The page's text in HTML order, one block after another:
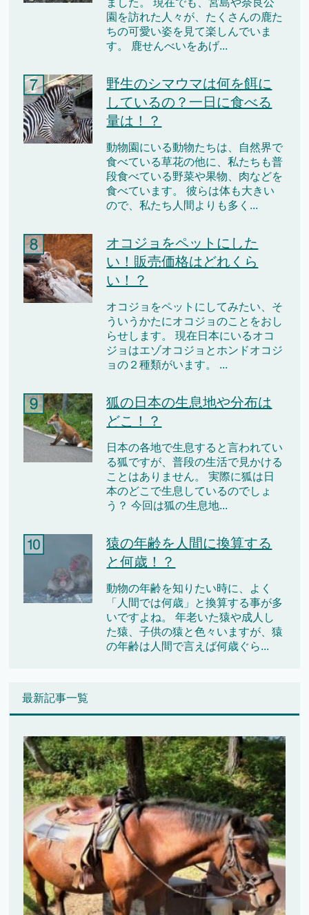
ました。 現在でも、宮島や奈良公
園を訪れた人々が、たくさんの鹿た
ちの可愛い姿を見て楽しんでいま
す。 鹿せんべいをあげ...
野生のシマウマは何を餌に
しているの？一日に食べる
量は！？
動物園にいる動物たちは、自然界で
食べている草花の他に、私たちも普
段食べている野菜や果物、肉などを
食べています。 彼らは体も大きい
ので、私たち人間よりも多く...
オコジョをペットにした
い！販売価格はどれくら
い！？
オコジョをペットにしてみたい、そ
ういうかたにオコジョのことをおし
らせします。 現在日本にいるオコ
ジョはエゾオコジョとホンドオコジ
ョの２種類がいます。 ...
狐の日本の生息地や分布は
どこ！？
日本の各地で生息すると言われてい
る狐ですが、普段の生活で見かける
ことはありません。 実際に狐は日
本のどこで生息しているのでしょ
う？ 今回は狐の生息地...
猿の年齢を人間に換算する
と何歳！？
動物の年齢を知りたい時に、よく
「人間では何歳」と換算する事が多
いですよね。 年老いた猿や成人し
た猿、子供の猿と色々いますが、猿
の年齢は人間で言えば何歳ぐら...
最新記事一覧